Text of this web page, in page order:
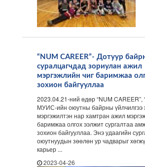
“NUM CAREER”- Дотуур
суралцагчдад зориулан ажил
мэргэжлийн чиг баримжаа
зохион байгууллаа
2023.04.21-ний өдөр “NUM CAREER”,
МУИС-ийн оюутны байрны үйлчилгээ
мэргэжилтэн нар хамтран ажил
баримжаа олгох ээлжит сургалтаа
зохион байгууллаа. Энэ удаагийн
оюутнуудын зөөлөн ур чадварыг
карьер ...
2023-04-26